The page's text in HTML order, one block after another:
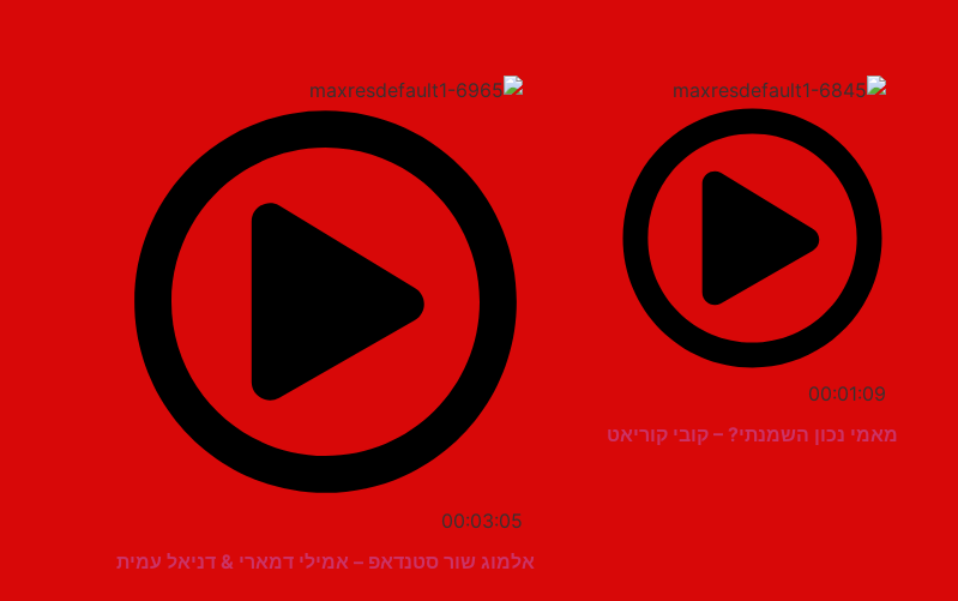
00:01:09
מאמי נכון השמנתי? – קובי קוריאט
00:03:05
אלמוג שור סטנדאפ – אמילי דמארי & דניאל עמית